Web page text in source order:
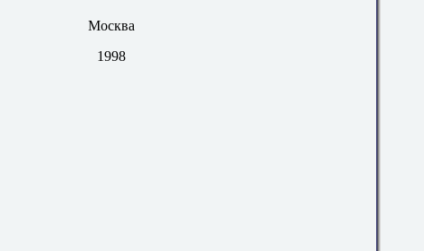
Москва
1998